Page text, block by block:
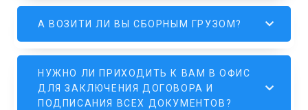
А ВОЗИТИ ЛИ ВЫ СБОРНЫМ ГРУЗОМ?
НУЖНО ЛИ ПРИХОДИТЬ К ВАМ В ОФИС
ДЛЯ ЗАКЛЮЧЕНИЯ ДОГОВОРА И
ПОДПИСАНИЯ ВСЕХ ДОКУМЕНТОВ?